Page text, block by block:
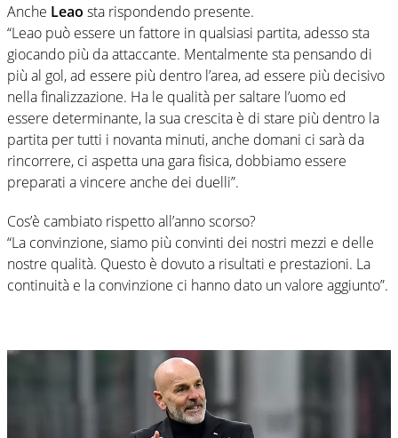
Anche Leao sta rispondendo presente.
“Leao può essere un fattore in qualsiasi partita, adesso sta
giocando più da attaccante. Mentalmente sta pensando di
più al gol, ad essere più dentro l’area, ad essere più decisivo
nella finalizzazione. Ha le qualità per saltare l’uomo ed
essere determinante, la sua crescita è di stare più dentro la
partita per tutti i novanta minuti, anche domani ci sarà da
rincorrere, ci aspetta una gara fisica, dobbiamo essere
preparati a vincere anche dei duelli”.
Cos’è cambiato rispetto all’anno scorso?
“La convinzione, siamo più convinti dei nostri mezzi e delle
nostre qualità. Questo è dovuto a risultati e prestazioni. La
continuità e la convinzione ci hanno dato un valore aggiunto”.